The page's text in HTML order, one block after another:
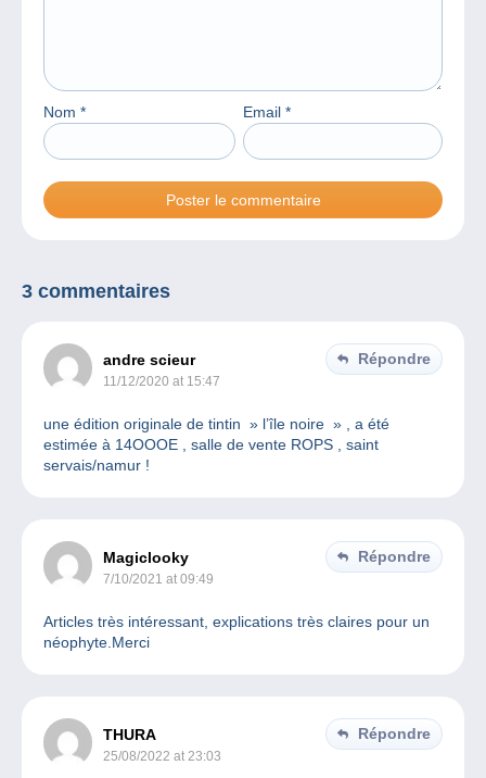
Nom * Email *
3 commentaires
andre scieur
11/12/2020 at 15:47
Répondre
une édition originale de tintin » l’île noire » , a été
estimée à 14OOOE , salle de vente ROPS , saint
servais/namur !
Magiclooky
7/10/2021 at 09:49
Répondre
Articles très intéressant, explications très claires pour un
néophyte.Merci
THURA
25/08/2022 at 23:03
Répondre